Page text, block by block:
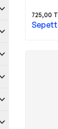
725,00